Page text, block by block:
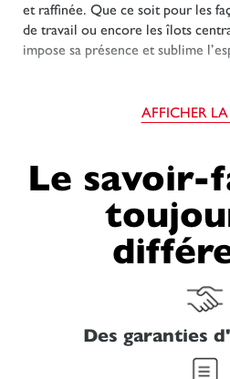
et raffinée. Que ce soit pour les
de travail ou encore les îlots
impose sa présence et sublime
AFFICHER LA
et
Opter pour une cuisine en bois
un choix respectueux de
récupéré d’anciennes bâtisses
l’exploitation des ressources
réduction de l’empreinte carbone
Le savoir-
Des garanties